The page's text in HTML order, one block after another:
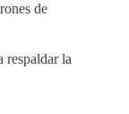
de
respaldar la